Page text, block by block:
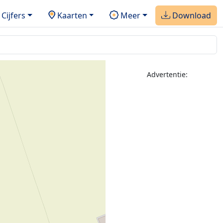
Cijfers Kaarten Meer Download
Advertentie: